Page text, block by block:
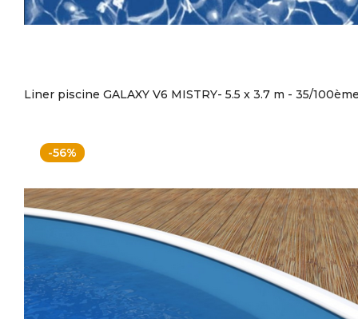
Liner piscine GALAXY V6 MISTRY- 5.5 x 3.7 m - 35/
-56%